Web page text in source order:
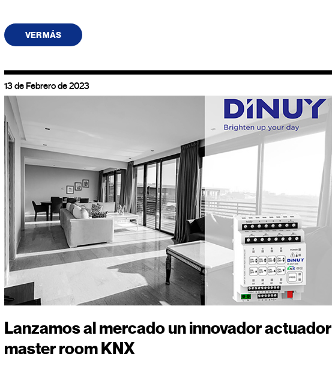
VER MÁS
13 de Febrero de 2023
Lanzamos al mercado un innovador actuador
master room KNX